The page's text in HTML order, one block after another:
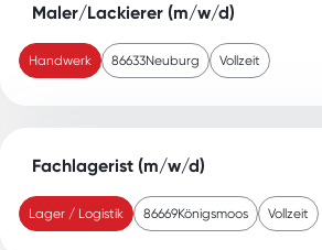
Maler/Lackierer (m/w/d)
Handwerk 86633Neuburg Vollzeit
Fachlagerist (m/w/d)
Lager / Logistik 86669Königsmoos Vollzeit